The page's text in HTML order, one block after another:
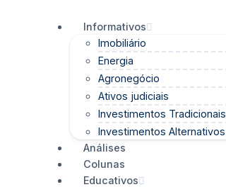
Informativos
Imobiliário
Energia
Agronegócio
Ativos judiciais
Investimentos Tradicionais
Investimentos Alternativos
Análises
Colunas
Educativos